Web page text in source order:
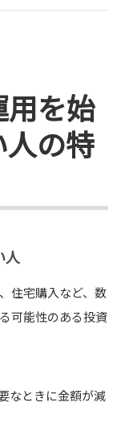
を始
の特
人
住宅購入など、数
可能性のある投資
なときに金額が減